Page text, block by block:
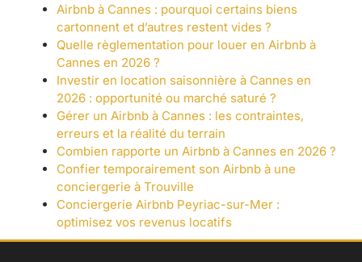
Airbnb à Cannes : pourquoi certains biens
cartonnent et d’autres restent vides ?
Quelle règlementation pour louer en Airbnb à
Cannes en 2026 ?
Investir en location saisonnière à Cannes en
2026 : opportunité ou marché saturé ?
Gérer un Airbnb à Cannes : les contraintes,
erreurs et la réalité du terrain
Combien rapporte un Airbnb à Cannes en 2026 ?
Confier temporairement son Airbnb à une
conciergerie à Trouville
Conciergerie Airbnb Peyriac-sur-Mer :
optimisez vos revenus locatifs